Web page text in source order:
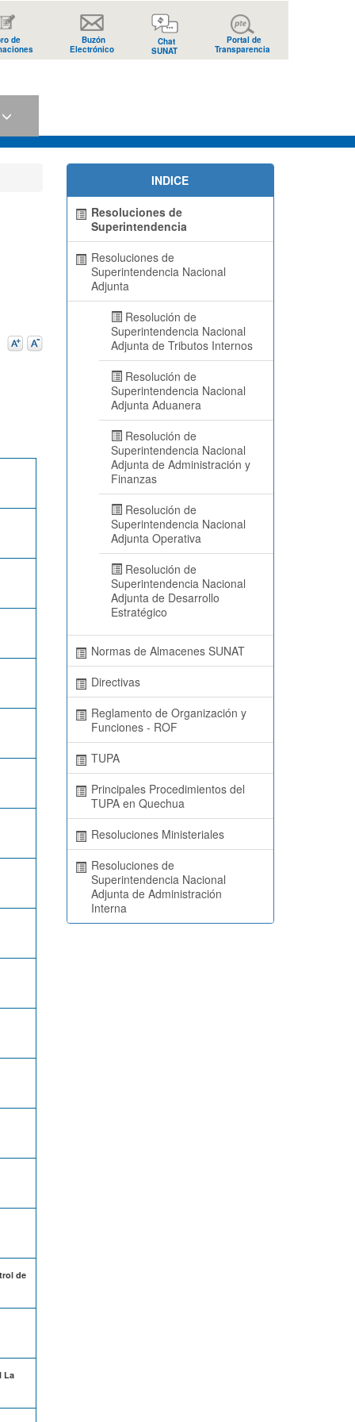
de
Buzón
Electrónico
Chat
SUNAT
Portal de
Transparencia
de
La
INDICE
Resoluciones de
Superintendencia
Resoluciones de
Superintendencia Nacional
Adjunta
Resolución de
Superintendencia Nacional
Adjunta de Tributos Internos
Resolución de
Superintendencia Nacional
Adjunta Aduanera
Resolución de
Superintendencia Nacional
Adjunta de Administración y
Finanzas
Resolución de
Superintendencia Nacional
Adjunta Operativa
Resolución de
Superintendencia Nacional
Adjunta de Desarrollo
Estratégico
Normas de Almacenes SUNAT
Directivas
Reglamento de Organización y
Funciones - ROF
TUPA
Principales Procedimientos del
TUPA en Quechua
Resoluciones Ministeriales
Resoluciones de
Superintendencia Nacional
Adjunta de Administración
Interna